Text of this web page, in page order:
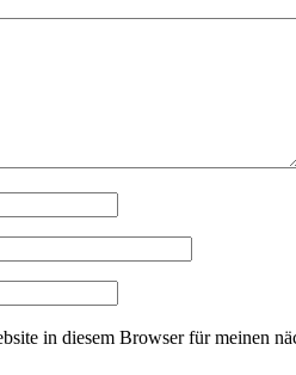
in diesem Browser für meinen